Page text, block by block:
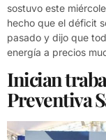
sostuvo este
hecho que el déficit
pasado y dijo que
energía a precios
Inician
Preventiva